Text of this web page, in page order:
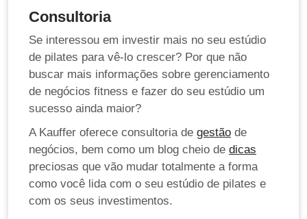
Consultoria
Se interessou em investir mais no seu estúdio
de pilates para vê-lo crescer? Por que não
buscar mais informações sobre gerenciamento
de negócios fitness e fazer do seu estúdio um
sucesso ainda maior?
A Kauffer oferece consultoria de gestão de
negócios, bem como um blog cheio de dicas
preciosas que vão mudar totalmente a forma
como você lida com o seu estúdio de pilates e
com os seus investimentos.